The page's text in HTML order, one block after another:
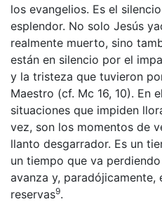
los evangelios. Es el
esplendor. No solo Jesús
realmente muerto, sino
están en silencio por el
y la tristeza que tuvieron
Maestro (cf. Mc 16, 10). En
situaciones que impiden
vez, son los momentos de
llanto desgarrador. Es un
un tiempo que va
avanza y, paradójicamente,
reservas9.